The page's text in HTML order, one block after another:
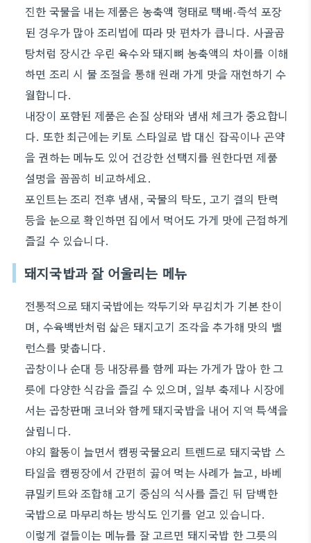
진한 국물을 내는 제품은 농축액 형태로 택배·즉석 포장
된 경우가 많아 조리법에 따라 맛 편차가 큽니다. 사골곰
탕처럼 장시간 우린 육수와 돼지뼈 농축액의 차이를 이해
하면 조리 시 물 조절을 통해 원래 가게 맛을 재현하기 수
월합니다.
내장이 포함된 제품은 손질 상태와 냄새 체크가 중요합니
다. 또한 최근에는 키토 스타일로 밥 대신 잡곡이나 곤약
을 권하는 메뉴도 있어 건강한 선택지를 원한다면 제품
설명을 꼼꼼히 비교하세요.
포인트는 조리 전후 냄새, 국물의 탁도, 고기 결의 탄력
등을 눈으로 확인하면 집에서 먹어도 가게 맛에 근접하게
즐길 수 있습니다.
돼지국밥과 잘 어울리는 메뉴
전통적으로 돼지국밥에는 깍두기와 무김치가 기본 찬이
며, 수육백반처럼 삶은 돼지고기 조각을 추가해 맛의 밸
런스를 맞춥니다.
곱창이나 순대 등 내장류를 함께 파는 가게가 많아 한 그
릇에 다양한 식감을 즐길 수 있으며, 일부 축제나 시장에
서는 곱창판매 코너와 함께 돼지국밥을 내어 지역 특색을
살립니다.
야외 활동이 늘면서 캠핑국물요리 트렌드로 돼지국밥 스
타일을 캠핑장에서 간편히 끓여 먹는 사례가 늘고, 바베
큐밀키트와 조합해 고기 중심의 식사를 즐긴 뒤 담백한
국밥으로 마무리하는 방식도 인기를 얻고 있습니다.
이렇게 곁들이는 메뉴를 잘 고르면 돼지국밥 한 그릇의